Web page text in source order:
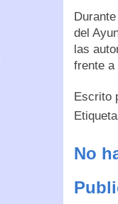
del
las
frente a
Escrito
No